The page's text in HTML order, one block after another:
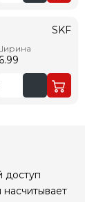
SKF
доступ